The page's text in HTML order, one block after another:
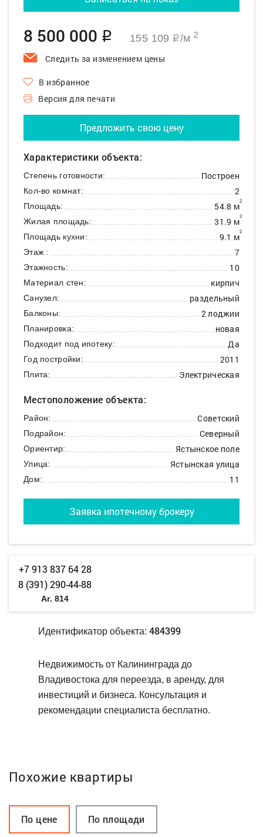
8 500 000 q 155 109 q/м 2
Следить за изменением цены
В избранное
Версия для печати
Предложить свою цену
Характеристики объекта:
Степень готовности: Построен
Кол-во комнат: 2
Площадь: 54.8 м2
Жилая площадь: 31.9 м2
Площадь кухни: 9.1 м2
Этаж : 7
Этажность: 10
Материал стен: кирпич
Санузел: раздельный
Балконы: 2 лоджии
Планировка: новая
Подходит под ипотеку: Да
Год постройки: 2011
Плита: Электрическая
Местоположение объекта:
Район: Советский
Подрайон: Северный
Ориентир: Ястынское поле
Улица: Ястынская улица
Дом: 11
Заявка ипотечному брокеру
+7 913 837 64 28
8 (391) 290-44-88
Аг. 814
Идентификатор объекта: 484399
Недвижимость от Калининграда до
Владивостока для переезда, в аренду, для
инвестиций и бизнеса. Консультация и
рекомендации специалиста бесплатно.
Похожие квартиры
По цене По площади